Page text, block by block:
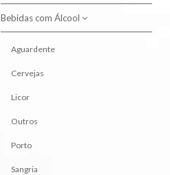
Alimento Cão
Batatas Fritas
Snacks
Bebidas com Álcool
Aguardente
Cervejas
Licor
Outros
Porto
Sangria